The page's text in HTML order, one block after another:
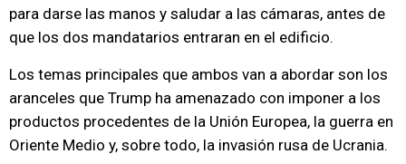
para darse las manos y saludar a las cámaras, antes de
que los dos mandatarios entraran en el edificio.
Los temas principales que ambos van a abordar son los
aranceles que Trump ha amenazado con imponer a los
productos procedentes de la Unión Europea, la guerra en
Oriente Medio y, sobre todo, la invasión rusa de Ucrania.